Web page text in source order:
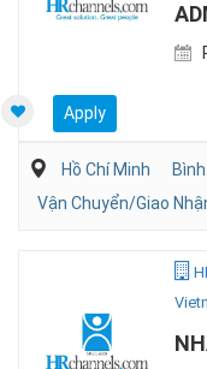
Apply
Hồ Chí Minh
Vận Chuyển/Giao